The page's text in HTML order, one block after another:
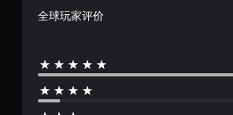
全球玩家评价